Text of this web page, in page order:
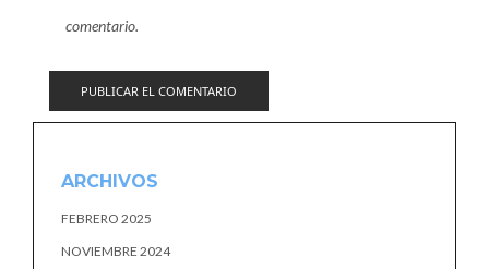
comentario.
ARCHIVOS
FEBRERO 2025
NOVIEMBRE 2024